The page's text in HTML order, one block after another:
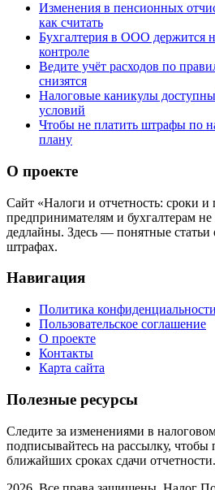
Изменения в пенсионных
как считать
Бухгалтерия в ООО держится
контроле
Ведите учёт расходов по
снизятся
Налоговые каникулы
условий
Чтобы не платить штрафы по
плану
О проекте
Сайт «Налоги и отчетность: сроки и
предпринимателям и бухгалтерам
дедлайны. Здесь — понятные статьи
штрафах.
Навигация
Политика конфиденциальности
Пользовательское соглашение
О проекте
Контакты
Карта сайта
Полезные ресурсы
Следите за изменениями в
подписывайтесь на рассылку,
ближайших сроках сдачи отчетности.